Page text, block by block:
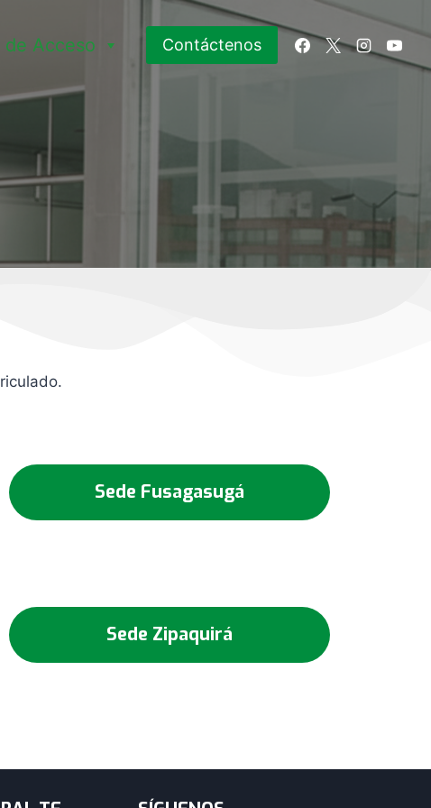
de Acceso Contáctenos
Sede Fusagasugá
Sede Zipaquirá